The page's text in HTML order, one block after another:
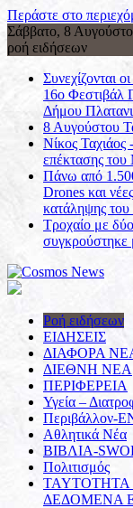
Περάστε στο
Σάββατο, 8
ροή ειδήσεων
Συνεχίζονται
16ο
Δήμου
8 Αυγούστου
Νίκος Ταχιάος
επέκτασης
Πάνω από
Drones και
κατάληψης του
Τροχαίο με
συγκρούστηκε
Ροή ειδήσεων
ΕΙΔΗΣΕΙΣ
ΔΙΑΦΟΡΑ
ΔΙΕΘΝΗ ΝΕΑ
ΠΕΡΙΦΕΡΕΙΑ
Υγεία –
Περιβάλλον-
Αθλητικά Νέα
ΒΙΒΛΙΑ-
Πολιτισμός
ΔΕΔΟΜΕΝΑ